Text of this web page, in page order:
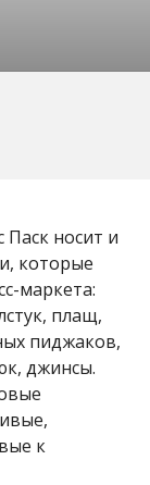
носит и
которые
маркета:
плащ,
пиджаков,
джинсы.
к